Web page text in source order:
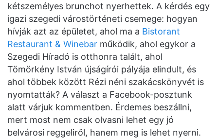
kétszemélyes brunchot nyerhettek. A kérdés egy
igazi szegedi várostörténeti csemege: hogyan
hívják azt az épületet, ahol ma a Bistorant
Restaurant & Winebar működik, ahol egykor a
Szegedi Híradó is otthonra talált, ahol
Tömörkény István újságírói pályája elindult, és
ahol többek között Rézi néni szakácskönyvét is
nyomtatták? A választ a Facebook-posztunk
alatt várjuk kommentben. Érdemes beszállni,
mert most nem csak olvasni lehet egy jó
belvárosi reggeliről, hanem meg is lehet nyerni.